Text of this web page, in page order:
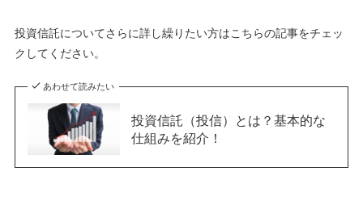
投資信託についてさらに詳し繰りたい方はこちらの記事をチェッ
クしてください。
あわせて読みたい
投資信託（投信）とは？基本的な
仕組みを紹介！